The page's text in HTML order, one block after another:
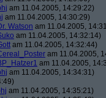
am 11.04.2005, 14:29:22)
am 11.04.2005, 14:30:29)
Watson am 11.04.2005,
am 11.04.2005, 14:32:14)
am 11.04.2005, 14:32:44)
am 11.04.2005,
am 11.04.2005,
am 11.04.2005, 14:34:31)
am 11.04.2005, 14:35:21)